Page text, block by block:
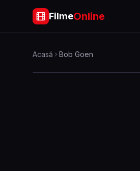
FilmeOnline
Acasă Bob Goen